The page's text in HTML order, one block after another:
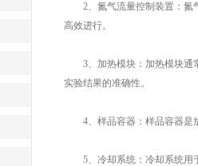
2、氮气流量控制装置：氮气
高效进行。
3、加热模块：加热模块通常
实验结果的准确性。
4、样品容器：样品容器是放
5、冷却系统：冷却系统用于